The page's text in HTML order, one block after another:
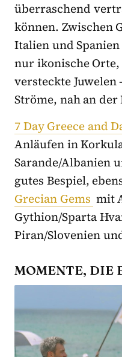
überraschend
können. Zwischen
Italien und
nur ikonische
versteckte
Ströme, nah an der
7 Day Greece and
Anläufen in
Sarande/Albanien
gutes Bespiel,
Grecian Gems mit
Gythion/Sparta
Piran/Slovenien
MOMENTE, DIE